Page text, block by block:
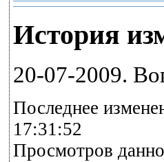
История
20-07-2009.
Последнее
17:31:52
Просмотров